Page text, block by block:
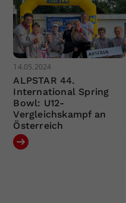
14.05.2024
ALPSTAR 44.
International Spring
Bowl: U12-
Vergleichskampf an
Österreich